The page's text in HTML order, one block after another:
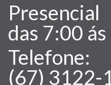
Presencial
das 7:00
Telefone:
(67) 3122-